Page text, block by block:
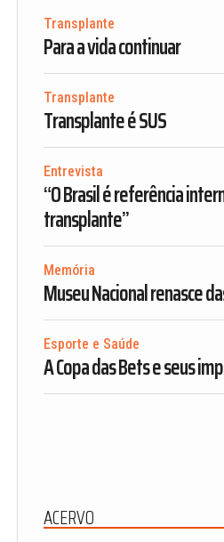
Transplante
Para a vida continuar
Transplante
Transplante é SUS
Entrevista
“O Brasil é referência
transplante”
Memória
Museu Nacional renasce
Esporte e Saúde
A Copa das Bets e seus
ACERVO